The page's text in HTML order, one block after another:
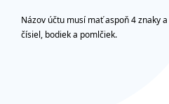
Názov účtu musí mať aspoň 4 znaky
čísiel, bodiek a pomlčiek.